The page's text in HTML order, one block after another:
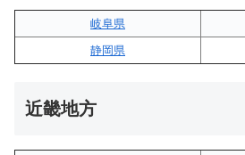
岐阜県
静岡県
近畿地方